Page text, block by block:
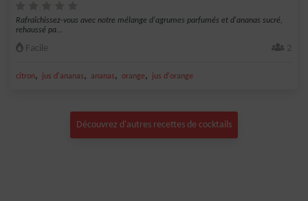
Rafraîchissez-vous avec notre mélange d'agrumes parfumés et d'ananas sucré,
rehaussé pa...
Facile 2
citron, jus d'ananas, ananas, orange, jus d'orange
Découvrez d'autres recettes de cocktails